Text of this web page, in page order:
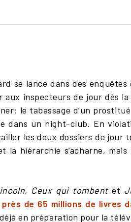
se lance dans des enquêtes
aux inspecteurs de jour dès
le tabassage d’un
dans un night-club. En
les deux dossiers de jour
hiérarchie s’acharne, mais
Ceux qui tombentet
de 65 millions de livres
en préparation pour la